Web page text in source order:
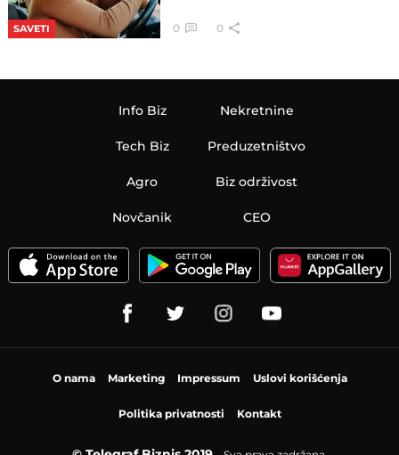
SAVETI 0 0
Info Biz
Tech Biz
Agro
Nekretnine
Preduzetništvo
Biz održivost
Novčanik CEO
O nama Marketing Impressum Uslovi korišćenja
Politika privatnosti Kontakt